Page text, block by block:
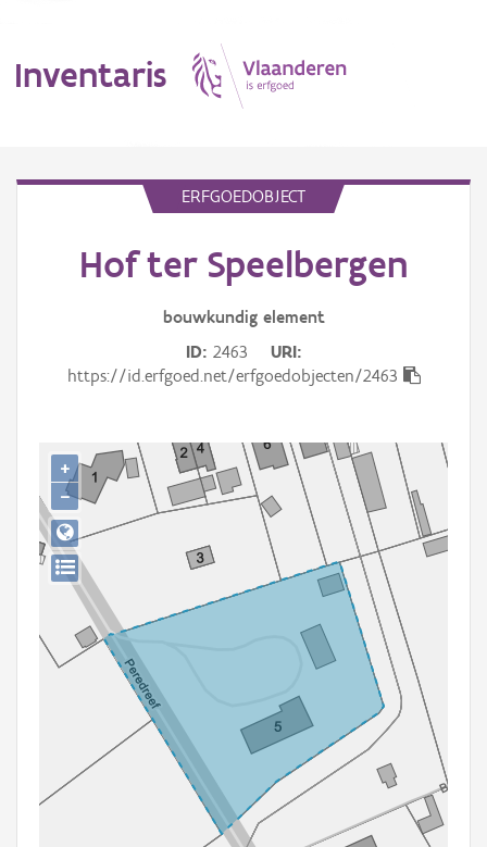
Inventaris
Erfgoedobject
Gebeurtenis
Persoon of collectief
Downloads
Hergebruik
Aanmelden
ERFGOEDOBJECT
Hof ter Speelbergen
bouwkundig element
ID 2463
URI
https://id.erfgoed.net/erfgoedobjecten/2463
+
−